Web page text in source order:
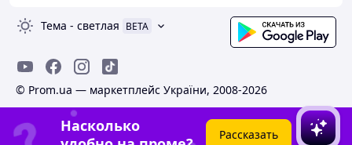
Тема - светлая BETA
© Prom.ua — маркетплейс України, 2008-2026
Насколько
Рассказать